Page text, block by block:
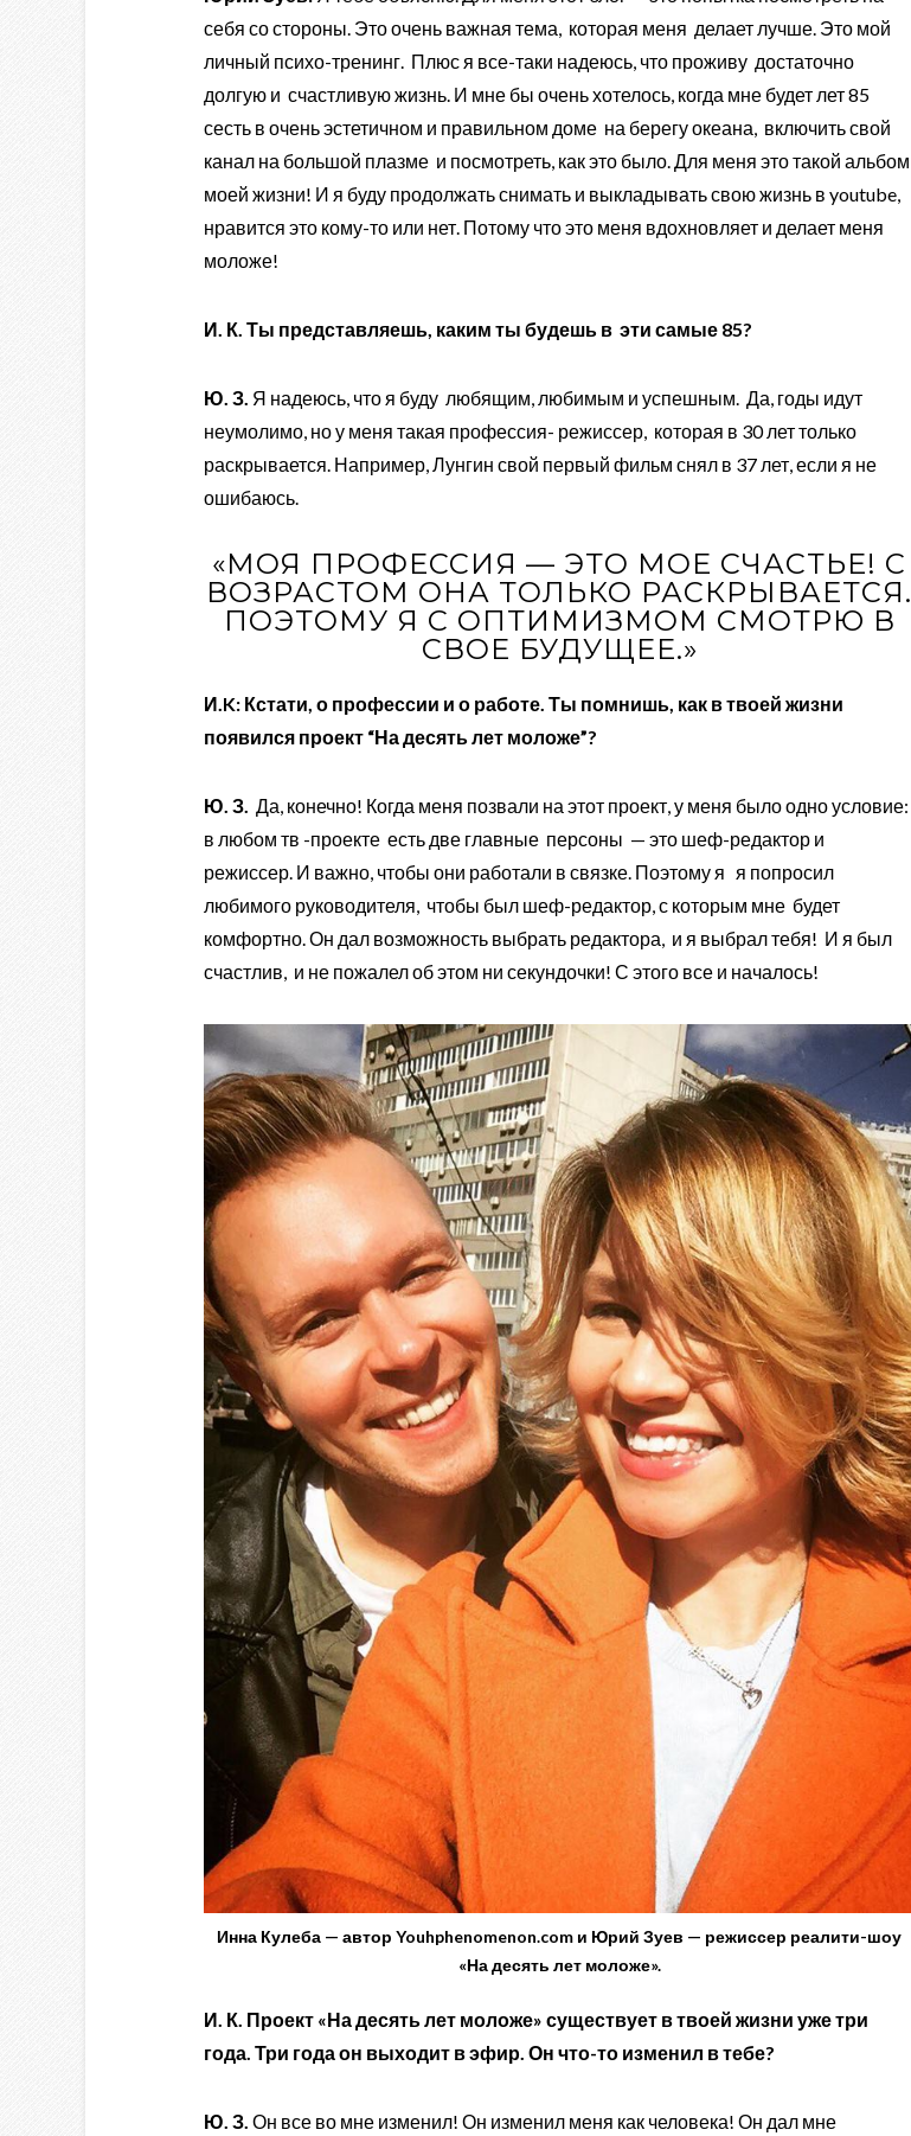
себя со стороны. Это очень важная тема, которая меня делает лучше. Это мой
личный психо-тренинг. Плюс я все-таки надеюсь, что проживу достаточно
долгую и счастливую жизнь. И мне бы очень хотелось, когда мне будет лет 85
сесть в очень эстетичном и правильном доме на берегу океана, включить свой
канал на большой плазме и посмотреть, как это было. Для меня это такой альбом
моей жизни! И я буду продолжать снимать и выкладывать свою жизнь в youtube,
нравится это кому-то или нет. Потому что это меня вдохновляет и делает меня
моложе!
И. К. Ты представляешь, каким ты будешь в эти самые 85?
Ю. З. Я надеюсь, что я буду любящим, любимым и успешным. Да, годы идут
неумолимо, но у меня такая профессия- режиссер, которая в 30 лет только
раскрывается. Например, Лунгин свой первый фильм снял в 37 лет, если я не
ошибаюсь.
«МОЯ ПРОФЕССИЯ — ЭТО МОЕ СЧАСТЬЕ! С
ВОЗРАСТОМ ОНА ТОЛЬКО РАСКРЫВАЕТСЯ.
ПОЭТОМУ Я С ОПТИМИЗМОМ СМОТРЮ В
СВОЕ БУДУЩЕЕ.»
И.K: Кстати, о профессии и о работе. Ты помнишь, как в твоей жизни
появился проект “На десять лет моложе”?
Ю. З. Да, конечно! Когда меня позвали на этот проект, у меня было одно условие:
в любом тв -проекте есть две главные персоны — это шеф-редактор и
режиссер. И важно, чтобы они работали в связке. Поэтому я я попросил
любимого руководителя, чтобы был шеф-редактор, с которым мне будет
комфортно. Он дал возможность выбрать редактора, и я выбрал тебя! И я был
счастлив, и не пожалел об этом ни секундочки! С этого все и началось!
Инна Кулеба — автор Youhphenomenon.com и Юрий Зуев — режиссер реалити-шоу
«На десять лет моложе».
И. К. Проект «На десять лет моложе» существует в твоей жизни уже три
года. Три года он выходит в эфир. Он что-то изменил в тебе?
Ю. З. Он все во мне изменил! Он изменил меня как человека! Он дал мне